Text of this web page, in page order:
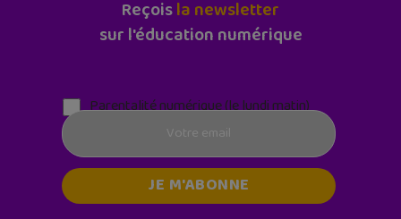
Reçoisla newsletter
sur l'éducation numérique
Parentalité numérique (le lundi matin)